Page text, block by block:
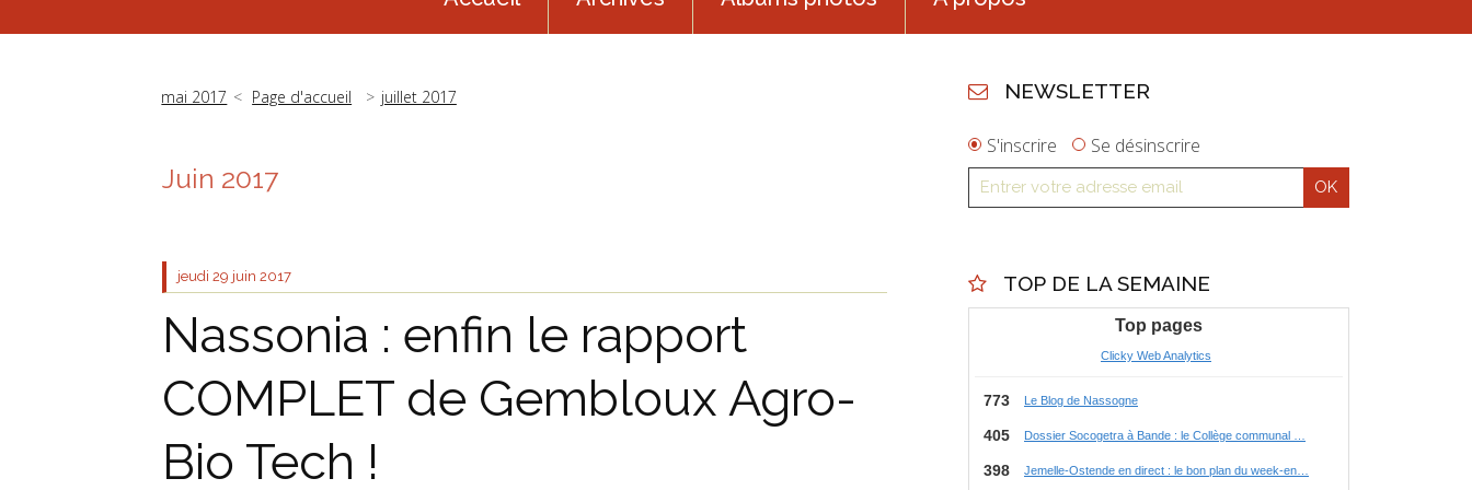
mai 2017 Page d'accueil juillet 2017
Juin 2017
jeudi 29 juin 2017
Nassonia : enfin le rapport
COMPLET de Gembloux Agro-
Bio Tech !
NEWSLETTER
S'inscrire Se désinscrire
TOP DE LA SEMAINE